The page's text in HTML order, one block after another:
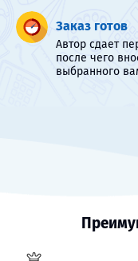
Заказ готов
Автор сдает
после чего
выбранного